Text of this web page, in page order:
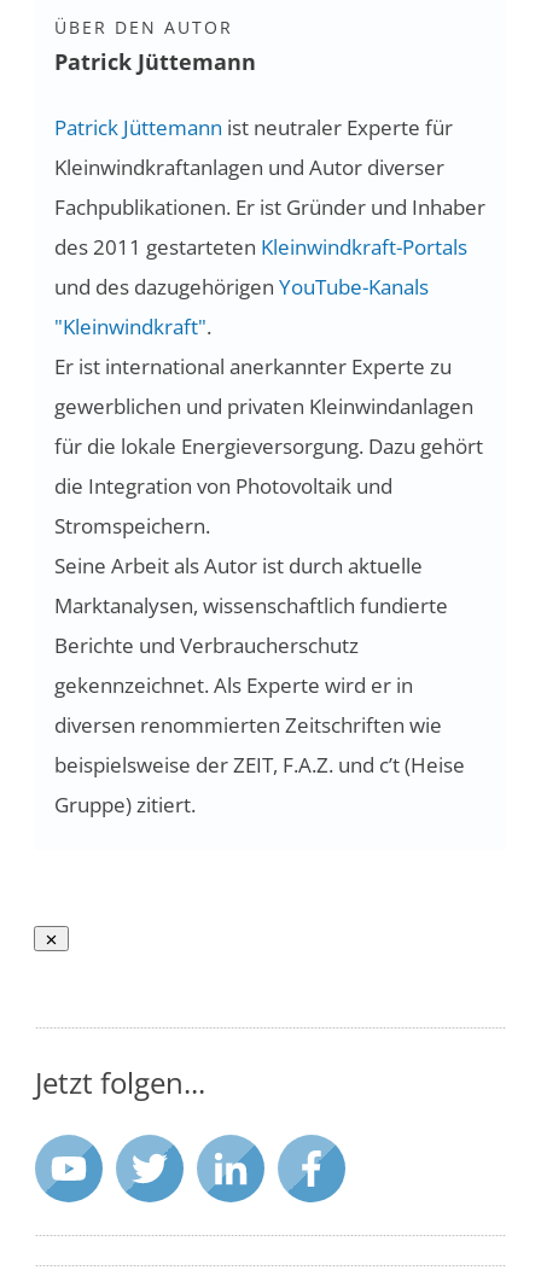
ÜBER DEN AUTOR
Patrick Jüttemann
Patrick Jüttemann ist neutraler Experte für
Kleinwindkraftanlagen und Autor diverser
Fachpublikationen. Er ist Gründer und Inhaber
des 2011 gestarteten Kleinwindkraft-Portals
und des dazugehörigen YouTube-Kanals
"Kleinwindkraft".
Er ist international anerkannter Experte zu
gewerblichen und privaten Kleinwindanlagen
für die lokale Energieversorgung. Dazu gehört
die Integration von Photovoltaik und
Stromspeichern.
Seine Arbeit als Autor ist durch aktuelle
Marktanalysen, wissenschaftlich fundierte
Berichte und Verbraucherschutz
gekennzeichnet. Als Experte wird er in
diversen renommierten Zeitschriften wie
beispielsweise der ZEIT, F.A.Z. und c’t (Heise
Gruppe) zitiert.
Jetzt folgen...